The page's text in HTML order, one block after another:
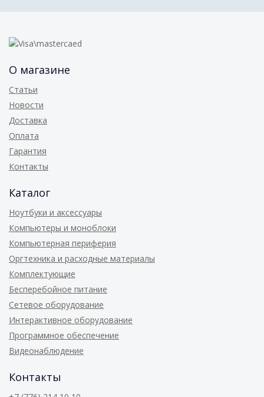
О магазине
Статьи
Новости
Доставка
Оплата
Гарантия
Контакты
Каталог
Ноутбуки и аксессуары
Компьютеры и моноблоки
Компьютерная периферия
Оргтехника и расходные материалы
Комплектующие
Бесперебойное питание
Сетевое оборудование
Интерактивное оборудование
Программное обеспечение
Видеонаблюдение
Контакты